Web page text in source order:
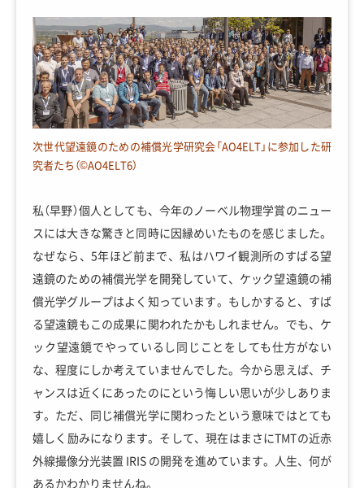
次世代望遠鏡のための補償光学研究会「AO4ELT」に参加した研
究者たち（©AO4ELT6）
私（早野）個人としても、今年のノーベル物理学賞のニュー
スには大きな驚きと同時に因縁めいたものを感じました。
なぜなら、5年ほど前まで、私はハワイ観測所のすばる望
遠鏡のための補償光学を開発していて、ケック望遠鏡の補
償光学グループはよく知っています。もしかすると、すば
る望遠鏡もこの成果に関われたかもしれません。でも、ケ
ック望遠鏡でやっているし同じことをしても仕方がない
な、程度にしか考えていませんでした。今から思えば、チ
ャンスは近くにあったのにという悔しい思いが少しありま
す。ただ、同じ補償光学に関わったという意味ではとても
嬉しく励みになります。そして、現在はまさにTMTの近赤
外線撮像分光装置 IRIS の開発を進めています。人生、何が
あるかわかりませんね。